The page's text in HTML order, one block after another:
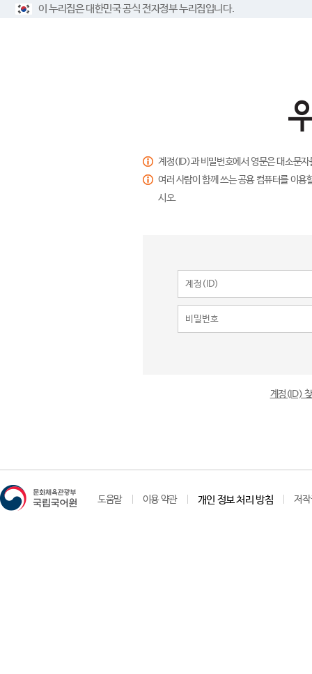
이 누리집은 대한민국 공식 전자정부 누리집입니다.
계정(ID)과 비밀번호에서 영문은 대소문
여러 사람이 함께 쓰는 공용 컴퓨터를 이
시오.
계정(ID)
도움말 이용 약관 개인 정보 처리 방침 저